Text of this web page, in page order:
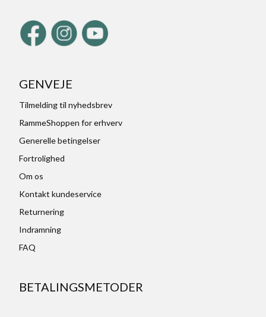
GENVEJE
Tilmelding til nyhedsbrev
RammeShoppen for erhverv
Generelle betingelser
Fortrolighed
Om os
Kontakt kundeservice
Returnering
Indramning
FAQ
BETALINGSMETODER